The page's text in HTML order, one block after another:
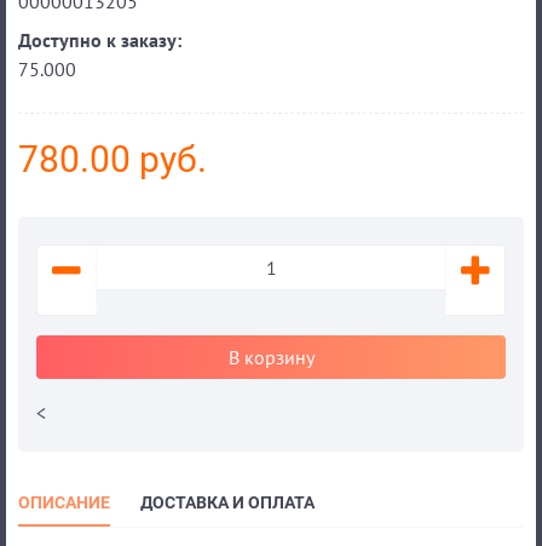
Доступно к заказу:
75.000
780.00 руб.
В корзину
<
ОПИСАНИЕ ДОСТАВКА И ОПЛАТА